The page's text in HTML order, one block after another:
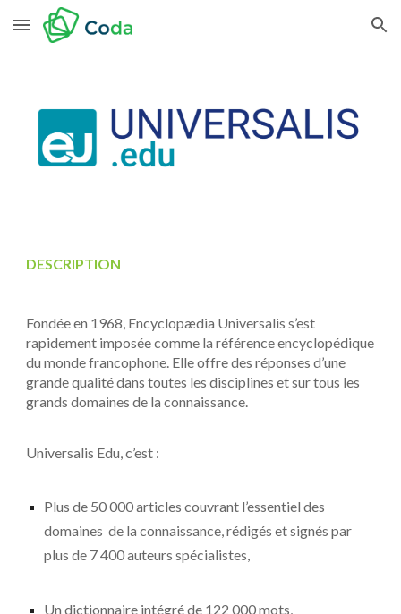
Skip to main content Skip to navigation
DESCRIPTION
Fondée en 1968, Encyclopædia Universalis s’est
rapidement imposée comme la référence encyclopédique
du monde francophone. Elle offre des réponses d’une
grande qualité dans toutes les disciplines et sur tous les
grands domaines de la connaissance.
Universalis Edu, c’est :
Plus de 50 000 articles couvrant l’essentiel des
domaines de la connaissance, rédigés et signés par
plus de 7 400 auteurs spécialistes,
Un dictionnaire intégré de 122 000 mots,